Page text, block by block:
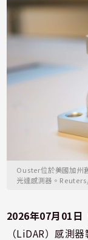
Ouster位於美國加州
光達感測器。
2026年07月01日
（LiDAR）感測